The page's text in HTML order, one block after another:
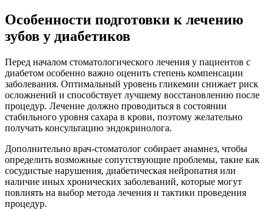
Особенности подготовки к лечению
зубов у диабетиков
Перед началом стоматологического лечения у пациентов с
диабетом особенно важно оценить степень компенсации
заболевания. Оптимальный уровень гликемии снижает риск
осложнений и способствует лучшему восстановлению после
процедур. Лечение должно проводиться в состоянии
стабильного уровня сахара в крови, поэтому желательно
получать консультацию эндокринолога.
Дополнительно врач-стоматолог собирает анамнез, чтобы
определить возможные сопутствующие проблемы, такие как
сосудистые нарушения, диабетическая нейропатия или
наличие иных хронических заболеваний, которые могут
повлиять на выбор метода лечения и тактики проведения
процедур.